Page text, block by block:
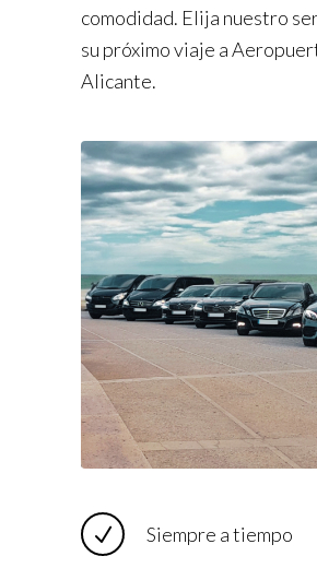
comodidad. Elija nuestro
su próximo viaje a
Alicante.
Siempre a tiempo